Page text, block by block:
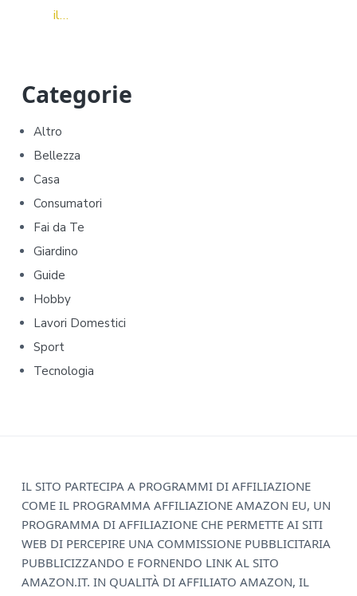
il…
P
r
i
m
a
r
y
S
i
d
r
Categorie
Altro
Bellezza
Casa
Consumatori
Fai da Te
Giardino
Guide
Hobby
Lavori Domestici
Sport
Tecnologia
IL SITO PARTECIPA A PROGRAMMI DI AFFILIAZIONE
COME IL PROGRAMMA AFFILIAZIONE AMAZON EU, UN
PROGRAMMA DI AFFILIAZIONE CHE PERMETTE AI SITI
WEB DI PERCEPIRE UNA COMMISSIONE PUBBLICITARIA
PUBBLICIZZANDO E FORNENDO LINK AL SITO
AMAZON.IT. IN QUALITÀ DI AFFILIATO AMAZON, IL